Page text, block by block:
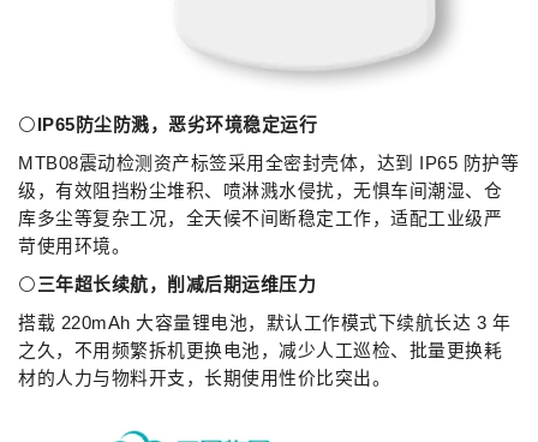
⚪ IP65防尘防溅，恶劣环境稳定运行
MTB08震动检测资产标签采用全密封壳体，达到 IP65 防护等
级，有效阻挡粉尘堆积、喷淋溅水侵扰，无惧车间潮湿、仓
库多尘等复杂工况，全天候不间断稳定工作，适配工业级严
苛使用环境。
⚪三年超长续航，削减后期运维压力
搭载 220mAh 大容量锂电池，默认工作模式下续航长达 3 年
之久，不用频繁拆机更换电池，减少人工巡检、批量更换耗
材的人力与物料开支，长期使用性价比突出。